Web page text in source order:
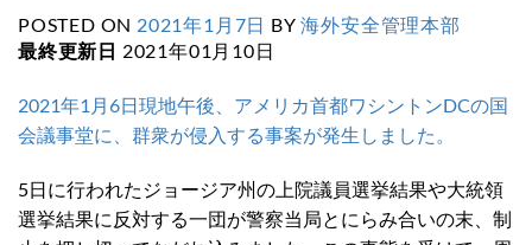
POSTED ON 2021年1月7日 BY海外安全管理本部
最終更新日 2021年01月10日
2021年1月6日現地午後、アメリカ首都ワシントンDCの国
会議事堂に、群衆が侵入する事案が発生しました。
5日に行われたジョージア州の上院議員選挙結果や大統領
選挙結果に反対する一団が警察当局とにらみ合いの末、制